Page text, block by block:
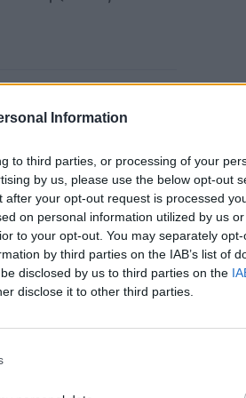
Information
to third parties, or processing of your
by us, please use the below opt-out
your opt-out request is processed
on personal information utilized by us
to your opt-out. You may separately
by third parties on the IAB’s list of
disclosed by us to third parties on the
disclose it to other third parties.
Προστάτη:
Εστιακή
με NanoKnife
οι υψηλότερες